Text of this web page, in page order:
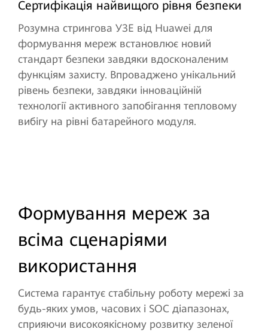
Сертифікація найвищого рівня безпеки
Розумна стрингова УЗЕ від Huawei для
формування мереж встановлює новий
стандарт безпеки завдяки вдосконаленим
функціям захисту. Впроваджено унікальний
рівень безпеки, завдяки інноваційній
технології активного запобігання тепловому
вибігу на рівні батарейного модуля.
Формування мереж за
всіма сценаріями
використання
Система гарантує стабільну роботу мережі за
будь-яких умов, часових і SOC діапазонах,
сприяючи високоякісному розвитку зеленої